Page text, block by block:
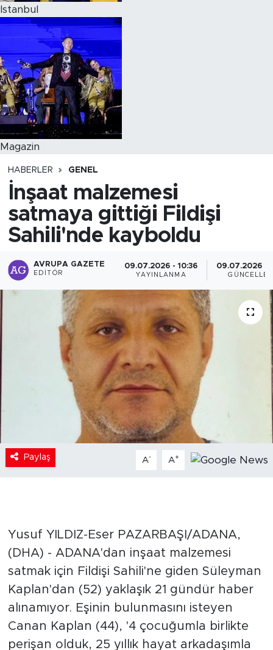
Istanbul
Magazin
HABERLER GENEL
İnşaat malzemesi
satmaya gittiği Fildişi
Sahili'nde kayboldu
AVRUPA GAZETE
EDITÖR
09.07.2026 - 10:36
YAYINLANMA
09.07.2026 -
Paylaş A- A+
Yusuf YILDIZ-Eser PAZARBAŞI/ADANA,
(DHA) - ADANA'dan inşaat malzemesi
satmak için Fildişi Sahili'ne giden Süleyman
Kaplan'dan (52) yaklaşık 21 gündür haber
alınamıyor. Eşinin bulunmasını isteyen
Canan Kaplan (44), '4 çocuğumla birlikte
perişan olduk, 25 yıllık hayat arkadaşımla